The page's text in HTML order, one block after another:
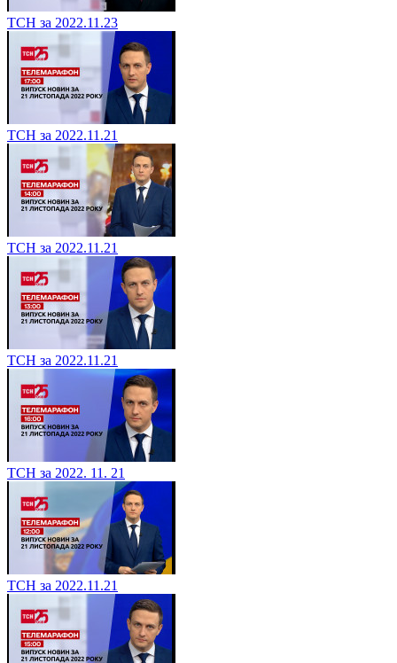
ТСН за 2022.11.23
ТСН за 2022.11.21
ТСН за 2022.11.21
ТСН за 2022.11.21
ТСН за 2022. 11. 21
ТСН за 2022.11.21